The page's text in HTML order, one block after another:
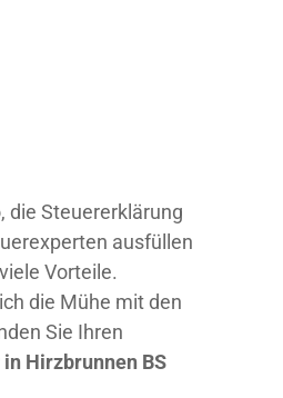
die Steuererklärung
ausfüllen
Vorteile.
die Mühe mit den
Sie Ihren
in Hirzbrunnen BS